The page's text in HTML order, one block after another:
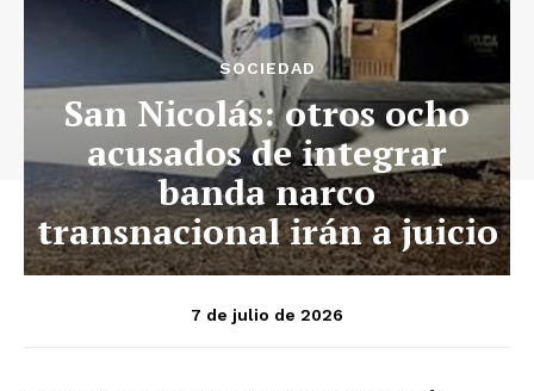
SOCIEDAD
San Nicolás: otros ocho
acusados de integrar
banda narco
transnacional irán a juicio
7 de julio de 2026